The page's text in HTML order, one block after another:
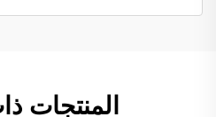
المنتجات